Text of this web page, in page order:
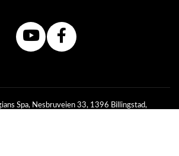
Spa, Nesbruveien 33, 1396 Billingstad,